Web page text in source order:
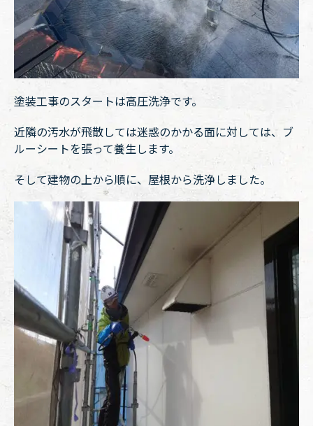
塗装工事のスタートは高圧洗浄です。
近隣の汚水が飛散しては迷惑のかかる面に対しては、ブ
ルーシートを張って養生します。
そして建物の上から順に、屋根から洗浄しました。